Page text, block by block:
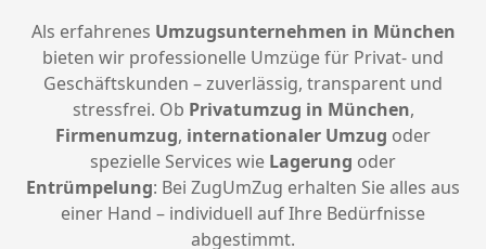
Als erfahrenes Umzugsunternehmen in München
bieten wir professionelle Umzüge für Privat- und
Geschäftskunden – zuverlässig, transparent und
stressfrei. Ob Privatumzug in München,
Firmenumzug, internationaler Umzug oder
spezielle Services wie Lagerung oder
Entrümpelung: Bei ZugUmZug erhalten Sie alles aus
einer Hand – individuell auf Ihre Bedürfnisse
abgestimmt.